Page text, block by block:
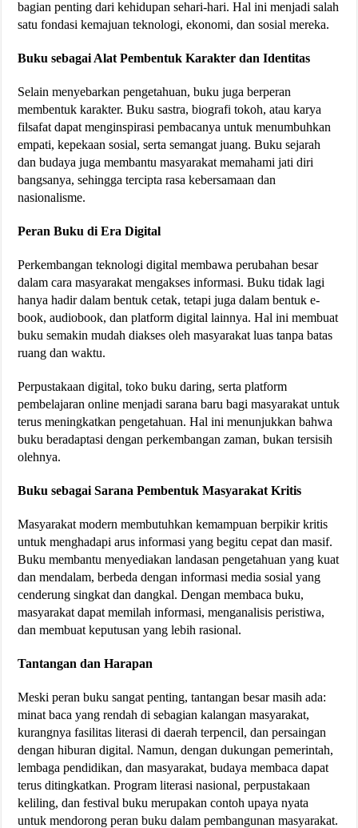
bagian penting dari kehidupan sehari-hari. Hal ini menjadi salah
satu fondasi kemajuan teknologi, ekonomi, dan sosial mereka.
Buku sebagai Alat Pembentuk Karakter dan Identitas
Selain menyebarkan pengetahuan, buku juga berperan
membentuk karakter. Buku sastra, biografi tokoh, atau karya
filsafat dapat menginspirasi pembacanya untuk menumbuhkan
empati, kepekaan sosial, serta semangat juang. Buku sejarah
dan budaya juga membantu masyarakat memahami jati diri
bangsanya, sehingga tercipta rasa kebersamaan dan
nasionalisme.
Peran Buku di Era Digital
Perkembangan teknologi digital membawa perubahan besar
dalam cara masyarakat mengakses informasi. Buku tidak lagi
hanya hadir dalam bentuk cetak, tetapi juga dalam bentuk e-
book, audiobook, dan platform digital lainnya. Hal ini membuat
buku semakin mudah diakses oleh masyarakat luas tanpa batas
ruang dan waktu.
Perpustakaan digital, toko buku daring, serta platform
pembelajaran online menjadi sarana baru bagi masyarakat untuk
terus meningkatkan pengetahuan. Hal ini menunjukkan bahwa
buku beradaptasi dengan perkembangan zaman, bukan tersisih
olehnya.
Buku sebagai Sarana Pembentuk Masyarakat Kritis
Masyarakat modern membutuhkan kemampuan berpikir kritis
untuk menghadapi arus informasi yang begitu cepat dan masif.
Buku membantu menyediakan landasan pengetahuan yang kuat
dan mendalam, berbeda dengan informasi media sosial yang
cenderung singkat dan dangkal. Dengan membaca buku,
masyarakat dapat memilah informasi, menganalisis peristiwa,
dan membuat keputusan yang lebih rasional.
Tantangan dan Harapan
Meski peran buku sangat penting, tantangan besar masih ada:
minat baca yang rendah di sebagian kalangan masyarakat,
kurangnya fasilitas literasi di daerah terpencil, dan persaingan
dengan hiburan digital. Namun, dengan dukungan pemerintah,
lembaga pendidikan, dan masyarakat, budaya membaca dapat
terus ditingkatkan. Program literasi nasional, perpustakaan
keliling, dan festival buku merupakan contoh upaya nyata
untuk mendorong peran buku dalam pembangunan masyarakat.